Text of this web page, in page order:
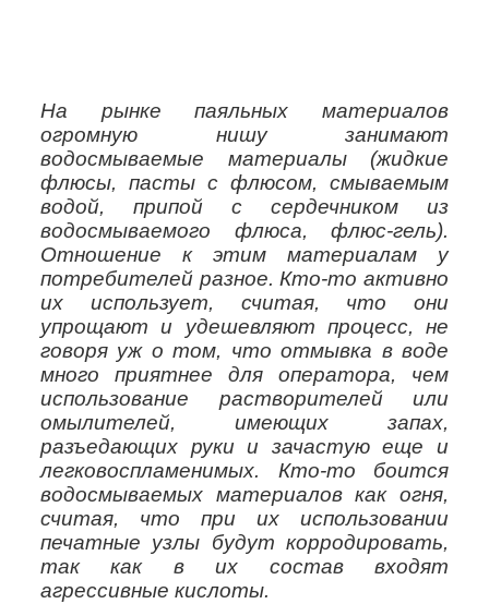
На рынке паяльных материалов
огромную нишу занимают
водосмываемые материалы (жидкие
флюсы, пасты с флюсом, смываемым
водой, припой с сердечником из
водосмываемого флюса, флюс-гель).
Отношение к этим материалам у
потребителей разное. Кто-то активно
их использует, считая, что они
упрощают и удешевляют процесс, не
говоря уж о том, что отмывка в воде
много приятнее для оператора, чем
использование растворителей или
омылителей, имеющих запах,
разъедающих руки и зачастую еще и
легковоспламенимых. Кто-то боится
водосмываемых материалов как огня,
считая, что при их использовании
печатные узлы будут корродировать,
так как в их состав входят
агрессивные кислоты.